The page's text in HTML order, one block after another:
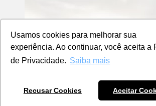
Usamos cookies para melhorar sua
experiência. Ao continuar, você aceita a
de Privacidade. Saiba mais
Recusar Cookies Aceitar